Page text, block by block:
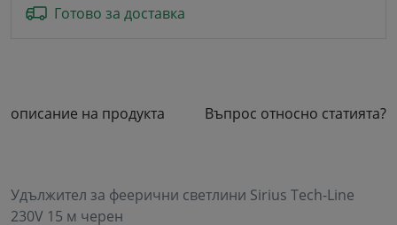
Готово за доставка
описание на продукта Въпрос относно статията?
Удължител за феерични светлини Sirius Tech-Line
230V 15 м черен